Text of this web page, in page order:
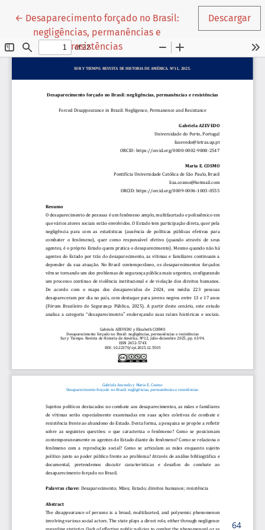
← Volver a los detalles del artículo
Desaparecimento forçado no Brasil:
negligências, permanências e
resistências
Descargar